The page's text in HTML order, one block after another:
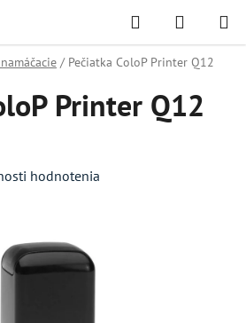
Hľadať
KOŠÍK
/ Pečiatka ColoP Printer Q12
Printer Q12
hodnotenia